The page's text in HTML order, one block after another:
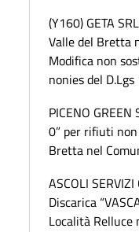
(Y160) GETA
Valle del Bretta
Modifica non
nonies del
PICENO
0” per rifiuti
Bretta nel
ASCOLI
Discarica
Località Relluce